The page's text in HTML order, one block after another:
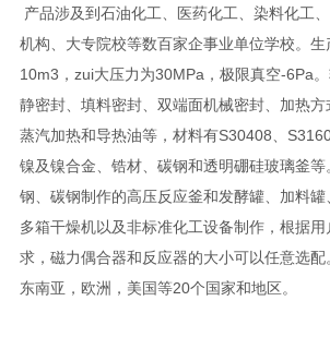
产品涉及到石油化工、医药化工、染料化工
机构、大专院校等数百家企事业单位学校。
10m3，zui大压力为30MPa，极限真空-6Pa
静密封、填料密封、双端面机械密封、加热
蒸汽加热和导热油等，材料有S30408、
镍及镍合金、锆材、碳钢和透明硼硅玻璃釜
钢、碳钢制作的高压反应釜和发酵罐、加料
多箱干燥机以及非标准化工设备制作，根据
求，磁力偶合器和反应器的大小可以任意选配
东南亚，欧洲，美国等20个国家和地区。